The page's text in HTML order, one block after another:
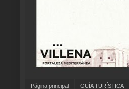
Página principal GUÍA TURÍSTICA